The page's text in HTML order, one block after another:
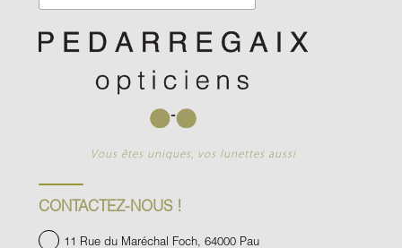
a
i
Vous êtes uniques, vos lunettes aussi
CONTACTEZ-NOUS !
11 Rue du Maréchal Foch, 64000 Pau